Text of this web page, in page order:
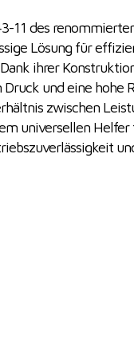
11 des
Lösung für
ihrer
und eine hohe
zwischen
universellen